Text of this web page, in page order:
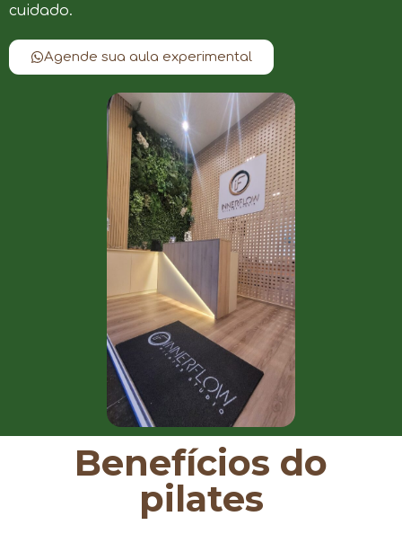
cuidado.
Agende sua aula experimental
Benefícios do
pilates